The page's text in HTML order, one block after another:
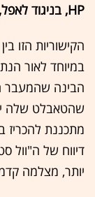
HP, בניגוד לאפל, מתקשרת עם הסלולרי
הקישוריות הזו
הבינה שהמעבר
שהטאבלט שלה
דיווח של ה"וול
יותר, מצלמה